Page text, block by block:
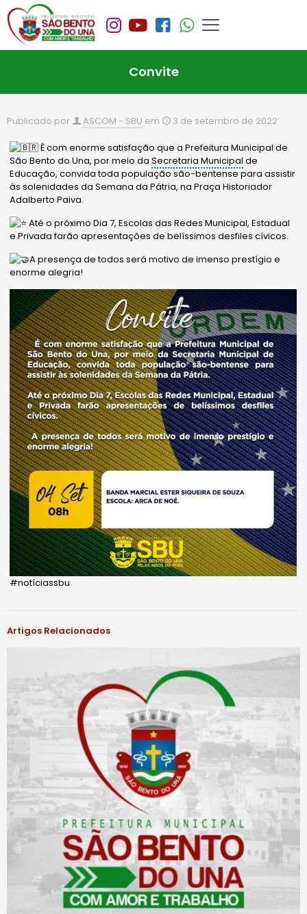
Convite
Publicado por ASCOM - SBU em 3 de setembro de 2022
É com enorme satisfação que a Prefeitura Municipal de
São Bento do Una, por meio daSecretaria Municipal de
Educação, convida toda população são-bentense para assistir
às solenidades da Semana da Pátria, na Praça Historiador
Adalberto Paiva.
Até o próximo Dia 7, Escolas das Redes Municipal, Estadual
e Privada farão apresentações de belíssimos desfiles cívicos.
A presença de todos será motivo de imenso prestígio e
enorme alegria!
#notíciassbu
Artigos Relacionados